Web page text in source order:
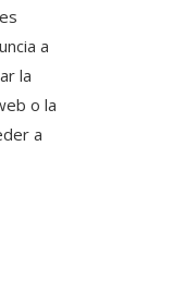
a
la
o la
a